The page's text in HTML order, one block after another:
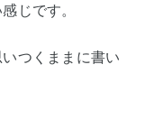
じです。
つくままに書い